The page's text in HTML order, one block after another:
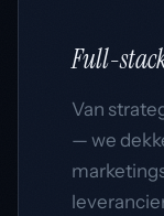
Full-
Van
— we